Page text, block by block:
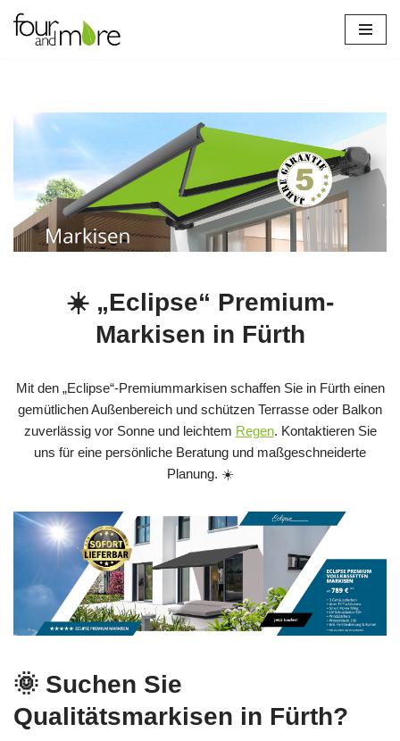
Zum
☀️ „Eclipse“ Premium-
Markisen in Fürth
Mit den „Eclipse“-Premiummarkisen schaffen Sie in Fürth einen
gemütlichen Außenbereich und schützen Terrasse oder Balkon
zuverlässig vor Sonne und leichtem Regen. Kontaktieren Sie
uns für eine persönliche Beratung und maßgeschneiderte
Planung. ☀️
🌞 Suchen Sie
Qualitätsmarkisen in Fürth?